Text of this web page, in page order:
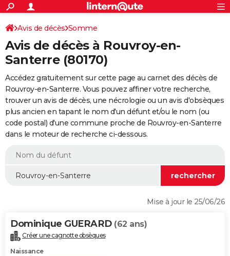
ACTUALITÉS
Politique
Société
Faits Divers
Education
Monde
Villes
+
SPORT
Coupe du monde 2026
Football
Tennis
Cyclisme
Rugby
Forum
FINANCE
Retraite
Impôts
Epargne
Immobilier
Risques naturels par ville
Banque
Assurance
Crédit
Essais
Réserver un essai
Citadines
Berlines
SUV
Forum auto
+
HIGH-TECH
Mobiles
Meilleur smartphone
Internet
Ordinateurs
Jeux vidéo
Guide high-tech
+
BRICOLAGE
Forum
Aménagement intérieur
Extérieur
Cuisine
Salle de bains
Jardinage
Rangement
WEEK-END
Guides de France
Escapades
Patrimoine
Expositions
Musées
Week-end nature
LIFESTYLE
Alimentation
Guide de la santé
Maladies
Médicaments
Sommeil
VOYAGE
Destinations
City break
Voyage nature
Voyage de noces
Forum
Climat
+PHOTO
Avis de décès Somme
Avis de décès à Rouvroy-en-
Santerre (80170)
Accédez gratuitement sur cette page au carnet des décès de
Rouvroy-en-Santerre. Vous pouvez affiner votre recherche,
trouver un avis de décès, une nécrologie ou un avis d'obsèques
plus ancien en tapant le nom d'un défunt et/ou le nom (ou
code postal) d'une commune proche de Rouvroy-en-Santerre
dans le moteur de recherche ci-dessous.
Mise à jour le 25/06/26
Dominique GUERARD (62 ans)
Créer une cagnotte obsèques
Naissance